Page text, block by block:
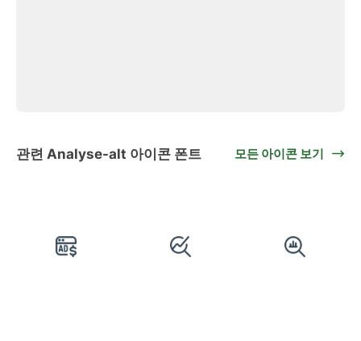
관련 Analyse-alt 아이콘 폰트 모든 아이콘 보기